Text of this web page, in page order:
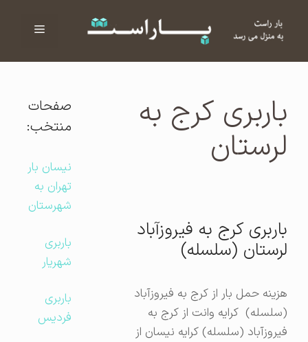
فهرست
باربری کرج به
لرستان
باربری کرج به فیروزآباد
لرستان (سلسله)
هزینه حمل بار از کرج به فیروزآباد
(سلسله) کرایه وانت از کرج به
فیروزآباد (سلسله) کرایه نیسان از
صفحات
منتخب:
نیسان بار
تهران به
شهرستان
باربری
شهریار
باربری
فردیس